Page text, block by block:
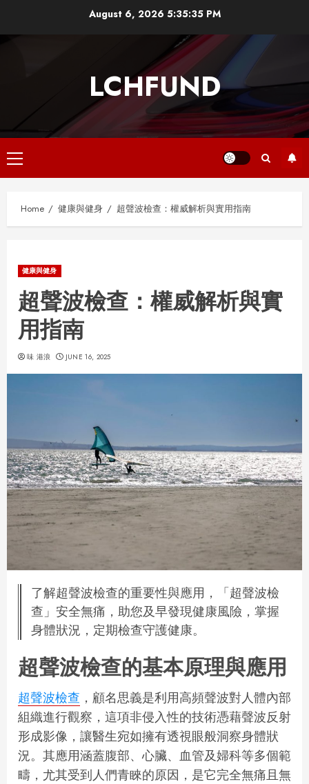
August 6, 2026 5:35:36 PM
LCHFUND
Primary
Menu
Home 健康與健身 超聲波檢查：權威解析與實用指南
健康與健身
超聲波檢查：權威解析與實
用指南
味 港浪 JUNE 16, 2025
了解超聲波檢查的重要性與應用，「超聲波檢
查」安全無痛，助您及早發現健康風險，掌握
身體狀況，定期檢查守護健康。
超聲波檢查的基本原理與應用
超聲波檢查 ，顧名思義是利用高頻聲波對人體內部
組織進行觀察，這項非侵入性的技術憑藉聲波反射
形成影像，讓醫生宛如擁有透視眼般洞察身體狀
況。其應用涵蓋腹部、心臟、血管及婦科等多個範
疇，尤其受到人們青睞的原因，是它完全無痛且無